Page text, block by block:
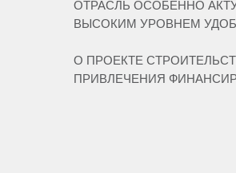
ОТРАСЛЬ ОСОБЕННО
ВЫСОКИМ УРОВНЕМ
О ПРОЕКТЕ
ПРИВЛЕЧЕНИЯ